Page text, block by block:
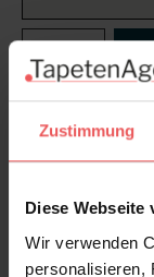
Zustimmung
Diese Webseite
Wir verwenden
personalisieren,